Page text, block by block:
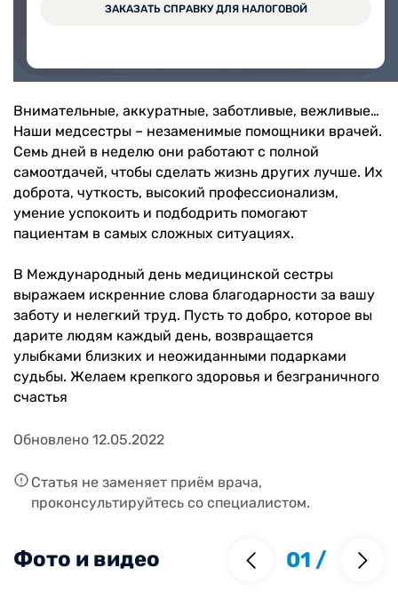
ЗАКАЗАТЬ СПРАВКУ ДЛЯ НАЛОГОВОЙ
ЗАПИСАТЬСЯ ОНЛАЙН
Внимательные, аккуратные, заботливые, вежливые…
Наши медсестры – незаменимые помощники врачей.
Семь дней в неделю они работают с полной
самоотдачей, чтобы сделать жизнь других лучше. Их
доброта, чуткость, высокий профессионализм,
умение успокоить и подбодрить помогают
пациентам в самых сложных ситуациях.
В Международный день медицинской сестры
выражаем искренние слова благодарности за вашу
заботу и нелегкий труд. Пусть то добро, которое вы
дарите людям каждый день, возвращается
улыбками близких и неожиданными подарками
судьбы. Желаем крепкого здоровья и безграничного
счастья
Обновлено 12.05.2022
Статья не заменяет приём врача,
проконсультируйтесь со специалистом.
Фото и видео 01 /